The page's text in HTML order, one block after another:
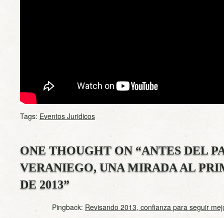
Tags: Eventos Juridicos
ONE THOUGHT ON “ANTES DEL
VERANIEGO, UNA MIRADA AL
DE 2013”
Pingback: Revisando 2013, confianza para seguir